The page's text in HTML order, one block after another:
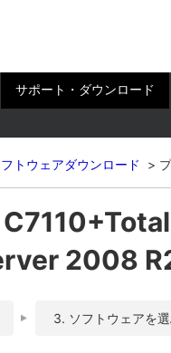
サポート・ダウンロード
トウェアダウンロード
2008
3. ソフトウェアを